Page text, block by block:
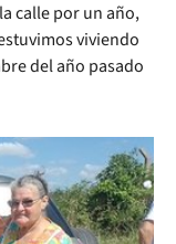
calle por un año,
viviendo
del año pasado